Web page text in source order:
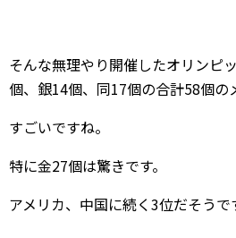
そんな無理やり開催したオリンピ
個、銀14個、同17個の合計58個の
すごいですね。
特に金27個は驚きです。
アメリカ、中国に続く3位だそうで